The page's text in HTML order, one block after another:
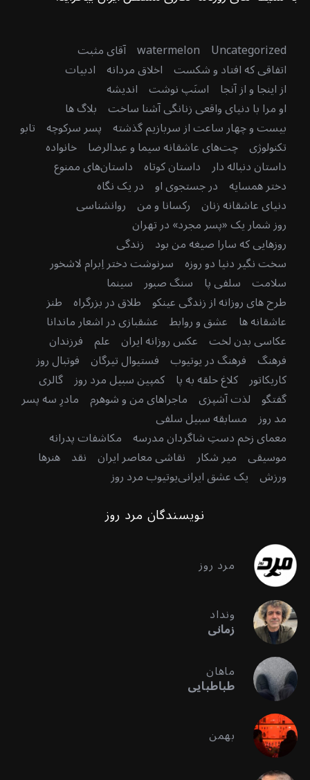
Uncategorized
watermelon آقای مثبت
اتفاقی که افتاد و شکست اخلاق مردانه ادبیات
از اینجا و از آنجا اسنَپ نوشت اندیشه
او مرا با دنیای واقعی زنانگی آشنا ساخت بلاگ ها
بیست و چهار ساعت از سربازیم گذشته پسر سرکوچه تابو
تکنولوژی چت‌های عاشقانه سیما و عبدالرضا خانواده
داستان دنباله دار داستان کوتاه داستان‌های ممنوع
دختر همسایه در جستجوی او در یک نگاه
دنیای عاشقانه زنان رکسانا و من روانشناسی
روز شمار یک «پسر مجرد» در تهران
روزهایی که سارا صیغه من بود زندگی
سخت نگیر دنیا دو روزه سرنوشت دختر اِبرام لاشخور
سلامت سلفی پا سنگ صبور سینما
طرح های روزانه از زندگی عینکو طلاق در بزرگراه طنز
عاشقانه ها عشق و روابط عشقبازی در اشعار ماندانا
عکاسی بدن لخت عکس روزانه ایران علم فرزندان
فرهنگ فرهنگ در یوتیوب فستیوال تیرگان فوتبال روز
کاریکاتور کلاغ حلقه به پا کمپین سبیل مرد روز گالری
گفتگو لذت آشپزی ماجراهای من و شوهرم مادرِ سه پسر
مد روز مسابقه سبیل سلفی
معمای زخم دستِ شاگردان مدرسه مکاشفات پدرانه
موسیقی میر شکار نقاشی معاصر ایران نقد هنرها
ورزش یک عشق ایرانییوتیوب مرد روز
نویسندگان مرد روز
مرد روز
ونداد
زمانی
ماهان
طباطبایی
بهمن